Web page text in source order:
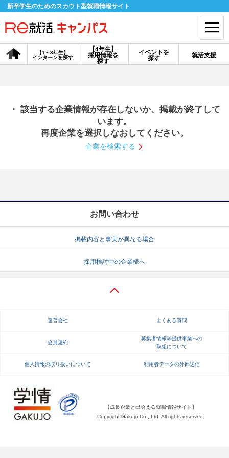
新卒学生のためのスカウト型就職情報サイト
【4年生】
採用情報を
探す
【1～3年生】
インターンを探す
イベントを
探す
就活支援
会員登録 ログイン
探す
【4年生】
説明会を探す
就活ノウハウ・サポート
就活ノウハウが満載！ お役立ち記事・相談室など
就活ニュースペーパー よくある質問
不明点があればこちら
・ 該当する企業情報が存在しないか、掲載が終了して
います。
再度企業を選択しなおしてください。
企業を検索する
お問い合わせ
掲載内容と事実が異なる場合
採用検討中の企業様へ
運営会社 よくある質問
会員規約
募集者情報等提供事業への
取組について
個人情報の取り扱いについて 利用者データの外部送信
【成長企業と出会える就職情報サイト】
Copyright Gakujo Co., Ltd. All rights reserved.